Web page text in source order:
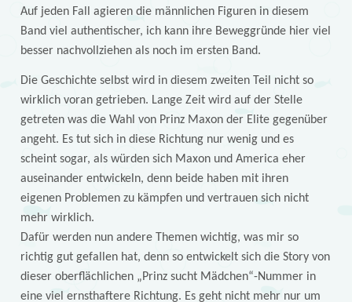
Auf jeden Fall agieren die männlichen Figuren in diesem
Band viel authentischer, ich kann ihre Beweggründe hier viel
besser nachvollziehen als noch im ersten Band.
Die Geschichte selbst wird in diesem zweiten Teil nicht so
wirklich voran getrieben. Lange Zeit wird auf der Stelle
getreten was die Wahl von Prinz Maxon der Elite gegenüber
angeht. Es tut sich in diese Richtung nur wenig und es
scheint sogar, als würden sich Maxon und America eher
auseinander entwickeln, denn beide haben mit ihren
eigenen Problemen zu kämpfen und vertrauen sich nicht
mehr wirklich.
Dafür werden nun andere Themen wichtig, was mir so
richtig gut gefallen hat, denn so entwickelt sich die Story von
dieser oberflächlichen „Prinz sucht Mädchen“-Nummer in
eine viel ernsthaftere Richtung. Es geht nicht mehr nur um